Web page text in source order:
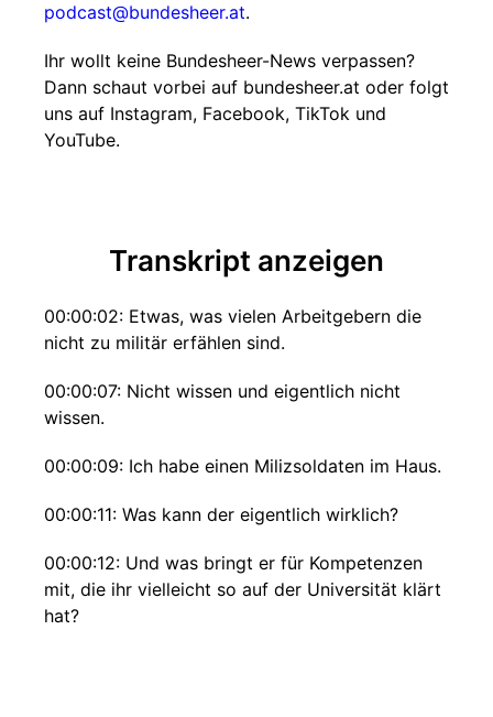
podcast@bundesheer.at.
Ihr wollt keine Bundesheer-News verpassen?
Dann schaut vorbei auf bundesheer.at oder folgt
uns auf Instagram, Facebook, TikTok und
YouTube.
Transkript anzeigen
00:00:02: Etwas, was vielen Arbeitgebern die
nicht zu militär erfählen sind.
00:00:07: Nicht wissen und eigentlich nicht
wissen.
00:00:09: Ich habe einen Milizsoldaten im Haus.
00:00:11: Was kann der eigentlich wirklich?
00:00:12: Und was bringt er für Kompetenzen
mit, die ihr vielleicht so auf der Universität klärt
hat?